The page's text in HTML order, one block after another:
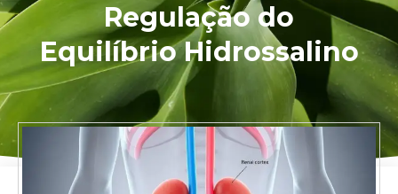
Regulação do
Equilíbrio Hidrossalino